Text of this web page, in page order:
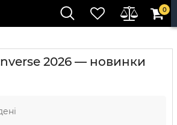
0
2026 — новинки